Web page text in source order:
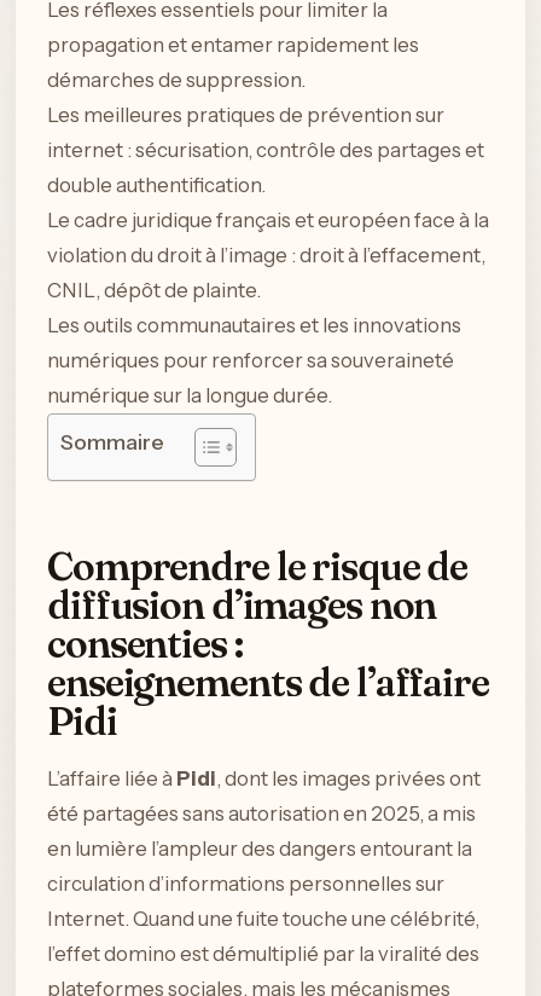
Les réflexes essentiels pour limiter la
propagation et entamer rapidement les
démarches de suppression.
Les meilleures pratiques de prévention sur
internet : sécurisation, contrôle des partages et
double authentification.
Le cadre juridique français et européen face à la
violation du droit à l’image : droit à l’effacement,
CNIL, dépôt de plainte.
Les outils communautaires et les innovations
numériques pour renforcer sa souveraineté
numérique sur la longue durée.
Sommaire
Comprendre le risque de
diffusion d’images non
consenties :
enseignements de l’affaire
Pidi
L’affaire liée à Pidi, dont les images privées ont
été partagées sans autorisation en 2025, a mis
en lumière l’ampleur des dangers entourant la
circulation d’informations personnelles sur
Internet. Quand une fuite touche une célébrité,
l’effet domino est démultiplié par la viralité des
plateformes sociales, mais les mécanismes